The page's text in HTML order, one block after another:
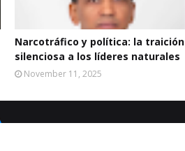
Narcotráfico y política: la traición
silenciosa a los líderes naturales
November 11, 2025